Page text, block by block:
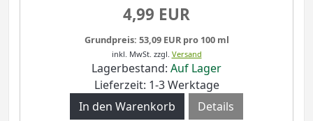
4,99 EUR
Grundpreis: 53,09 EUR pro 100 ml
inkl. MwSt. zzgl. Versand
Lagerbestand: Auf Lager
Lieferzeit: 1-3 Werktage
Details